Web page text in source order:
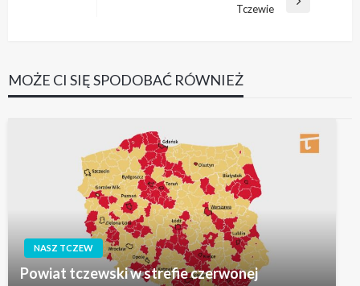
Tczewie
MOŻE CI SIĘ SPODOBAĆ RÓWNIEŻ
NASZ TCZEW
Powiat tczewski w strefie czerwonej